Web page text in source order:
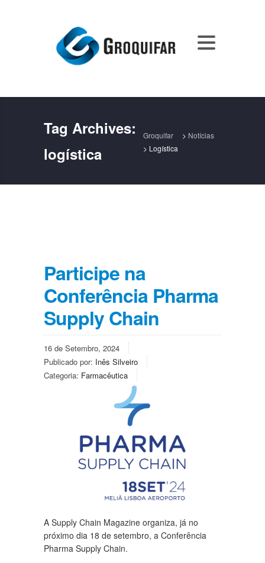
Tag Archives:
logística
Groquifar > Notícias
> Logística
Participe na
Conferência Pharma
Supply Chain
16 de Setembro, 2024
Publicado por: Inês Silveiro
Categoria: Farmacêutica
A Supply Chain Magazine organiza, já no
próximo dia 18 de setembro, a Conferência
Pharma Supply Chain.